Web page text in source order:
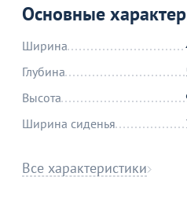
Основные
Ширина
Глубина
Высота
Ширина сиденья
Все характеристики